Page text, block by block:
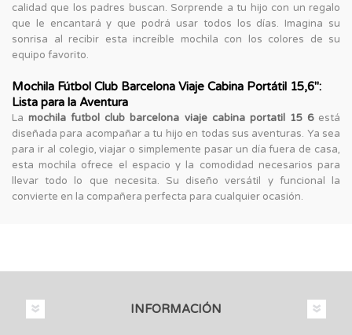
calidad que los padres buscan. Sorprende a tu hijo con un regalo
que le encantará y que podrá usar todos los días. Imagina su
sonrisa al recibir esta increíble mochila con los colores de su
equipo favorito.
Mochila Fútbol Club Barcelona Viaje Cabina Portátil 15,6'':
Lista para la Aventura
Lamochila futbol club barcelona viaje cabina portatil 15 6está
diseñada para acompañar a tu hijo en todas sus aventuras. Ya sea
para ir al colegio, viajar o simplemente pasar un día fuera de casa,
esta mochila ofrece el espacio y la comodidad necesarios para
llevar todo lo que necesita. Su diseño versátil y funcional la
convierte en la compañera perfecta para cualquier ocasión.
INFORMACIÓN